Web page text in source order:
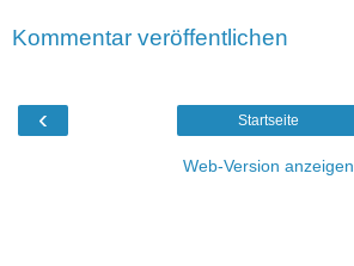
Kommentar veröffentlichen
‹ Startseite
Web-Version anzeigen